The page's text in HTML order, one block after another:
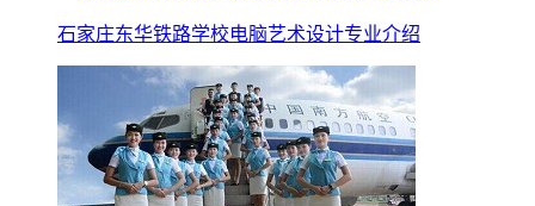
石家庄东华铁路学校电脑艺术设计专业介绍